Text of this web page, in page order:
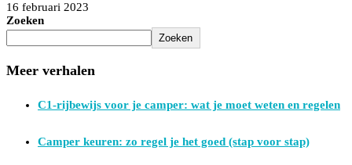
16 februari 2023
Zoeken
Zoeken
Meer verhalen
C1-rijbewijs voor je camper: wat je moet weten en regelen
Camper keuren: zo regel je het goed (stap voor stap)